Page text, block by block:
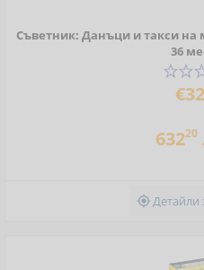
Съветник: Данъци и такси на
36
63220
Детайли